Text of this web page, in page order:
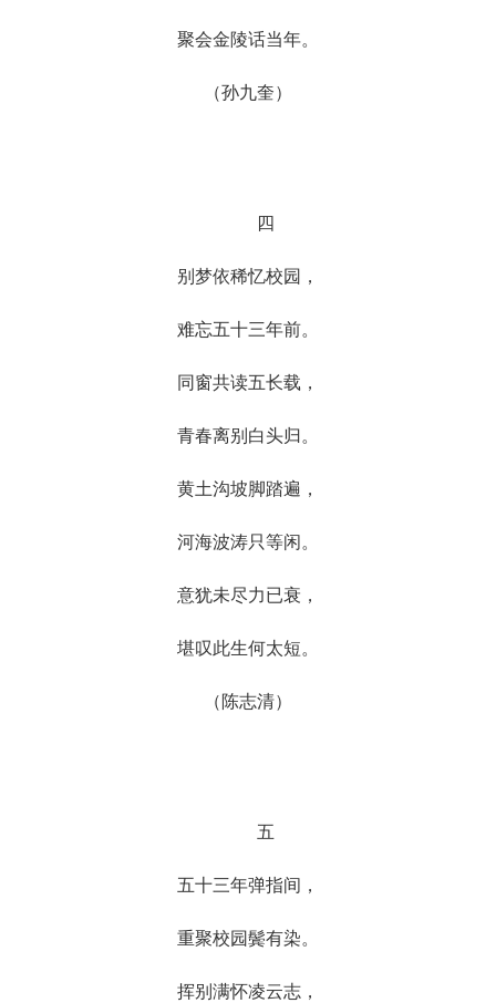
聚会金陵话当年。
（孙九奎）
四
别梦依稀忆校园，
难忘五十三年前。
同窗共读五长载，
青春离别白头归。
黄土沟坡脚踏遍，
河海波涛只等闲。
意犹未尽力已衰，
堪叹此生何太短。
（陈志清）
五
五十三年弹指间，
重聚校园鬓有染。
挥别满怀凌云志，